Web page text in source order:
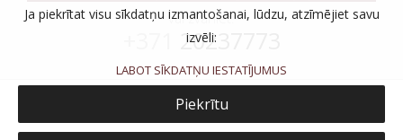
vai zvaniet:
20237773
Ja piekrītat visu sīkdatņu izmantošanai, lūdzu, atzīmējiet savu
izvēli:
LABOT SĪKDATŅU IESTATĪJUMUS
Piekrītu